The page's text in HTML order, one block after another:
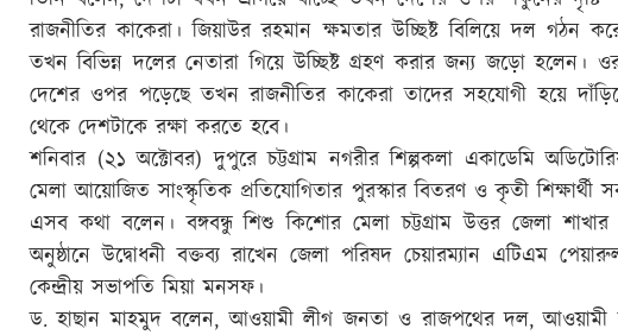
রাজনীতির কাকেরা। জিয়াউর রহমান ক্ষমতার উচ্ছিষ্ট বিলিয়ে দল গঠন
তখন বিভিন্ন দলের নেতারা গিয়ে উচ্ছিষ্ট গ্রহণ করার জন্য জড়ো হলেন।
দেশের ওপর পড়েছে তখন রাজনীতির কাকেরা তাদের সহযোগী হয়ে
থেকে দেশটাকে রক্ষা করতে হবে।
শনিবার (২১ অক্টোবর) দুপুরে চট্টগ্রাম নগরীর শিল্পকলা একাডেমি
মেলা আয়োজিত সাংস্কৃতিক প্রতিযোগিতার পুরস্কার বিতরণ ও কৃতী শিক্ষার্থী
এসব কথা বলেন। বঙ্গবন্ধু শিশু কিশোর মেলা চট্টগ্রাম উত্তর জেলা শাখার
অনুষ্ঠানে উদ্বোধনী বক্তব্য রাখেন জেলা পরিষদ চেয়ারম্যান এটিএম
কেন্দ্রীয় সভাপতি মিয়া মনসফ।
ড. হাছান মাহমুদ বলেন, আওয়ামী লীগ জনতা ও রাজপথের দল, আওয়ামী